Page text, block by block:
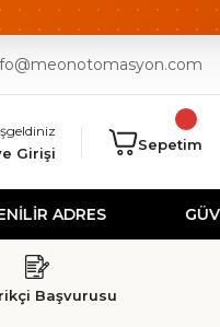
Girişi Sepetim
GÜVENLİ
Başvurusu